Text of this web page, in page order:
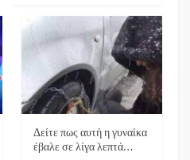
Δείτε πως αυτή η γυναίκα
έβαλε σε λίγα λεπτά…